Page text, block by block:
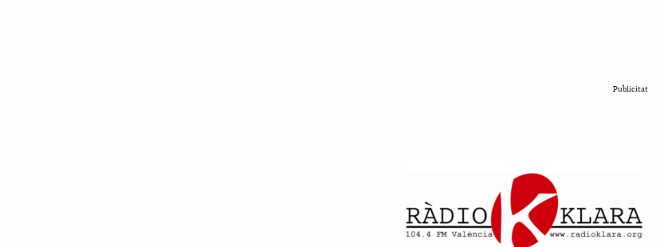
Publicitat